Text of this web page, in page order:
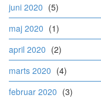
juni 2020 (5)
maj 2020 (1)
april 2020 (2)
marts 2020 (4)
februar 2020 (3)